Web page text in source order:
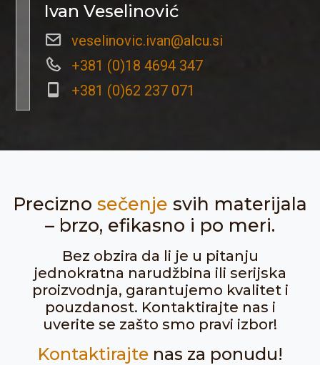
Ivan Veselinović
veselinovic.ivan@alcu.si
+381 (0)18 4694 347
+381 (0)62 237 071
Precizno sečenje svih materijala
– brzo, efikasno i po meri.
Bez obzira da li je u pitanju
jednokratna narudžbina ili serijska
proizvodnja, garantujemo kvalitet i
pouzdanost. Kontaktirajte nas i
uverite se zašto smo pravi izbor!
Kontaktirajtenas za ponudu!